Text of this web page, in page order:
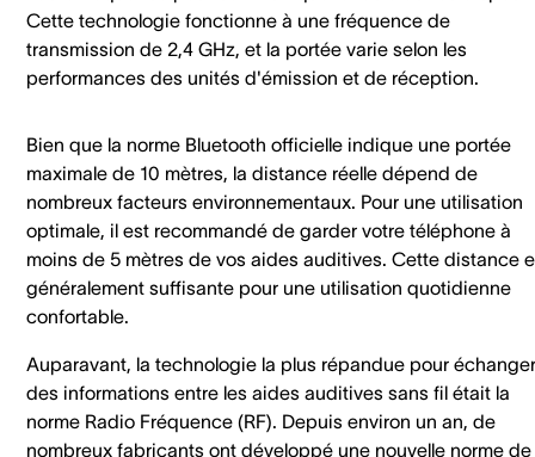
Cette technologie fonctionne à une fréquence de
transmission de 2,4 GHz, et la portée varie selon les
performances des unités d'émission et de réception.
Bien que la norme Bluetooth officielle indique une portée
maximale de 10 mètres, la distance réelle dépend de
nombreux facteurs environnementaux. Pour une utilisation
optimale, il est recommandé de garder votre téléphone à
moins de 5 mètres de vos aides auditives. Cette distance
généralement suffisante pour une utilisation quotidienne
confortable.
Auparavant, la technologie la plus répandue pour échanger
des informations entre les aides auditives sans fil était la
norme Radio Fréquence (RF). Depuis environ un an, de
nombreux fabricants ont développé une nouvelle norme de